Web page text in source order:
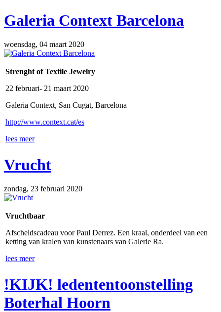
Galeria Context Barcelona
woensdag, 04 maart 2020
Strenght of Textile Jewelry
22 februari- 21 maart 2020
Galeria Context, San Cugat, Barcelona
http://www.context.cat/es
lees meer
Vrucht
zondag, 23 februari 2020
Vruchtbaar
Afscheidscadeau voor Paul Derrez. Een kraal, onderdeel van een
ketting van kralen van kunstenaars van Galerie Ra.
lees meer
!KIJK! ledententoonstelling
Boterhal Hoorn